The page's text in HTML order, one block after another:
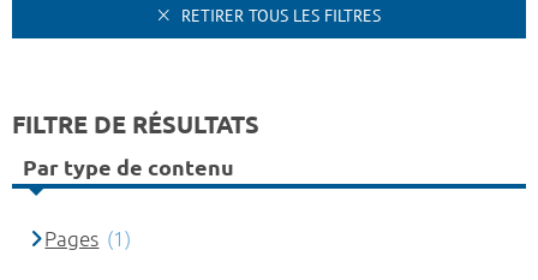
RETIRER TOUS LES FILTRES
FILTRE DE RÉSULTATS
Par type de contenu
Pages (1)